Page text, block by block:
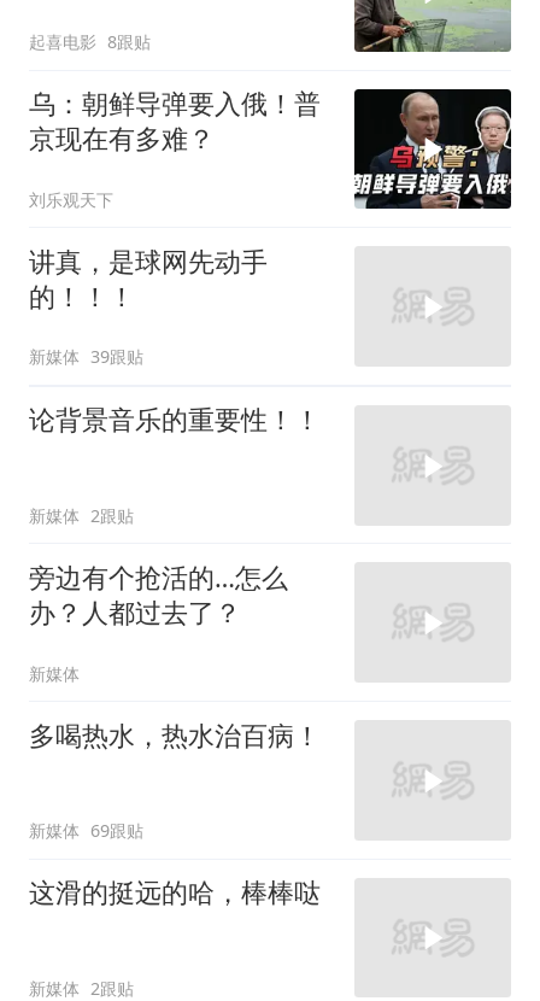
起喜电影 8跟贴
乌：朝鲜导弹要入俄！普
京现在有多难？
刘乐观天下
讲真，是球网先动手
的！！！
新媒体 39跟贴
论背景音乐的重要性！！
新媒体 2跟贴
旁边有个抢活的…怎么
办？人都过去了？
新媒体
多喝热水，热水治百病！
新媒体 69跟贴
这滑的挺远的哈，棒棒哒
新媒体 2跟贴